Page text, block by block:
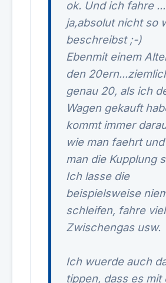
ok. Und ich fahre
ja,absolut nicht so
beschreibst ;-)
Ebenmit einem
den
genau 20, als ich
Wagen gekauft
kommt immer
wie man faehrt
man die Kupplung
Ich lasse die
beispielsweise
schleifen, fahre
Zwischengas usw.
Ich wuerde auch
tippen, dass es mit